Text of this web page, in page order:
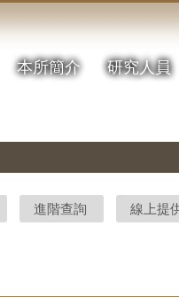
本所簡介 研究人員
進階查詢 線上提